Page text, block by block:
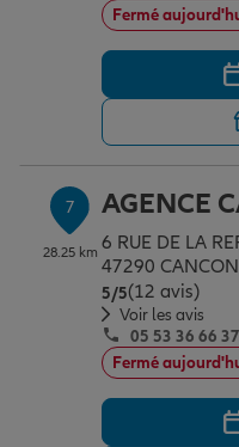
Fermé
7
28.25 km
AGENCE
6 RUE DE LA
47290 CANCON
5/5Note de 5 sur 5
(12 avis)
Voir les avis
05 53 36 66 37
Fermé